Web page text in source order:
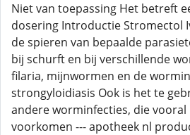
Niet van toepassing Het betreft
dosering Introductie Stromectol
de spieren van bepaalde
bij schurft en bij verschillende
filaria, mijnwormen en de
strongyloidiasis Ook is het te
andere worminfecties, die
voorkomen --- apotheek nl